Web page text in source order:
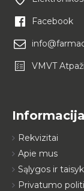
Facebook
VMVT
Informacija
Rekvizitai
Apie mus
Sąlygos ir
Privatumo